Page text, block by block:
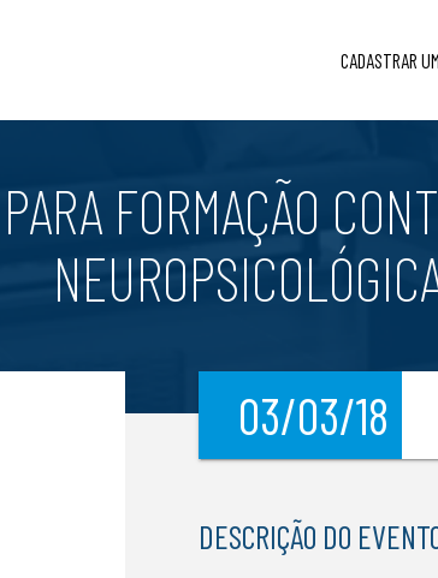
CADASTRAR
FORMAÇÃO
03/03/18
DESCRIÇÃO DO